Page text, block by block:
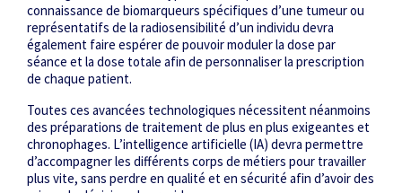
connaissance de biomarqueurs spécifiques d’une tumeur ou
représentatifs de la radiosensibilité d’un individu devra
également faire espérer de pouvoir moduler la dose par
séance et la dose totale afin de personnaliser la prescription
de chaque patient.
Toutes ces avancées technologiques nécessitent néanmoins
des préparations de traitement de plus en plus exigeantes et
chronophages. L’intelligence artificielle (IA) devra permettre
d’accompagner les différents corps de métiers pour travailler
plus vite, sans perdre en qualité et en sécurité afin d’avoir des